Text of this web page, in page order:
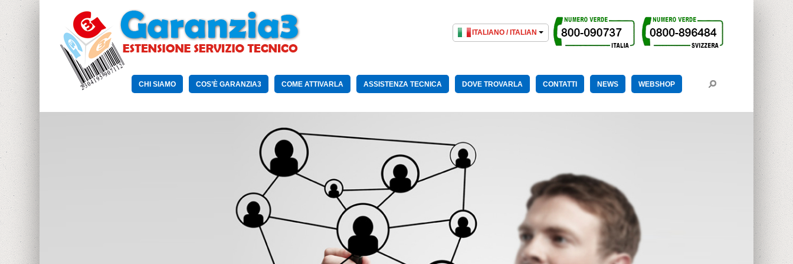
CHI SIAMO COS’È GARANZIA3 COME ATTIVARLA ASSISTENZA TECNICA DOVE TROVARLA CONTATTI NEWS WEBSHOP